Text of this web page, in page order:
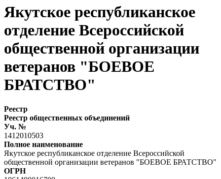
Якутское республиканское
отделение Всероссийской
общественной организации
ветеранов "БОЕВОЕ
БРАТСТВО"
Реестр
Реестр общественных объединений
Уч. №
1412010503
Полное наименование
Якутское республиканское отделение Всероссийской
общественной организации ветеранов "БОЕВОЕ БРАТСТВО"
ОГРН